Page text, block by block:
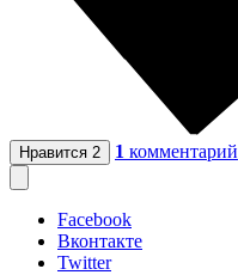
Нравится 2 1 комментарий
Facebook
Вконтакте
Twitter